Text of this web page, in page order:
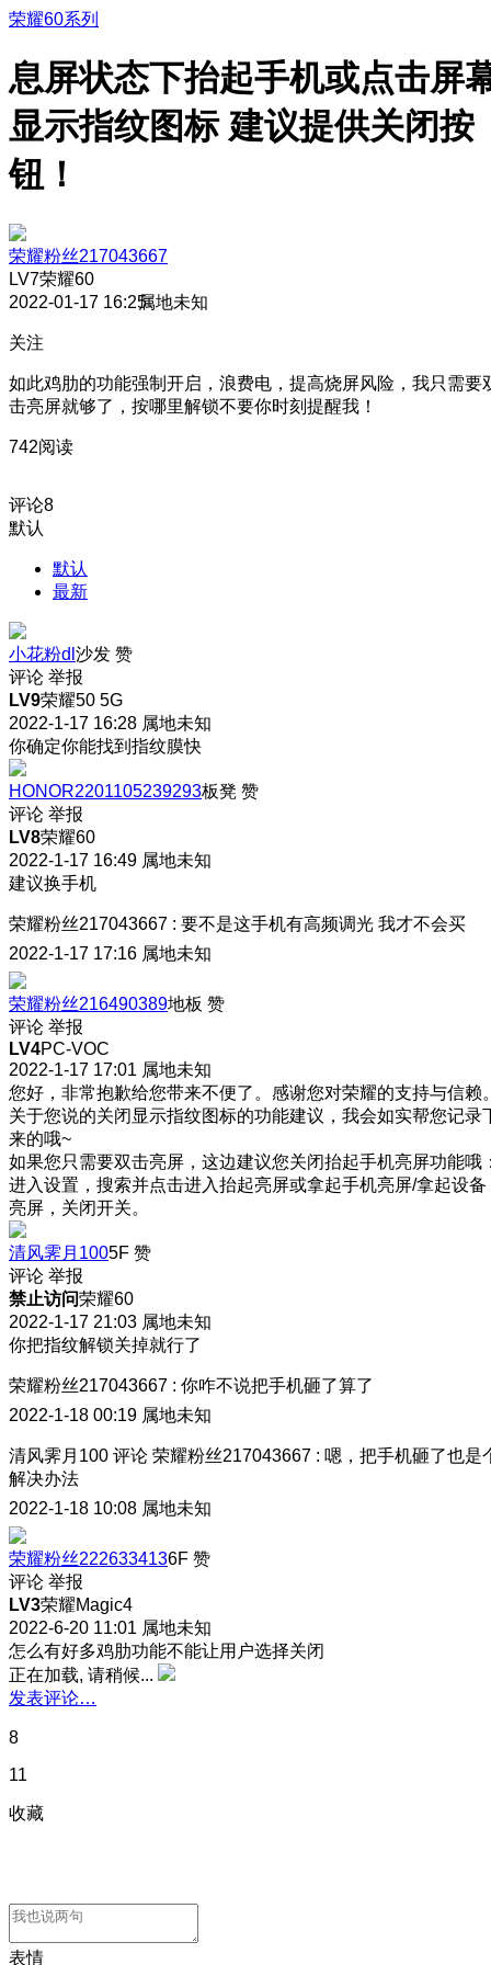
荣耀60系列
息屏状态下抬起手机或点击屏
显示指纹图标 建议提供关闭按
钮！
荣耀粉丝217043667
LV7荣耀60
2022-01-17 16:25属地未知
关注
如此鸡肋的功能强制开启，浪费电，提高烧屏风险，我只需要
击亮屏就够了，按哪里解锁不要你时刻提醒我！
742阅读
评论8
默认
默认
最新
小花粉dl 沙发 赞
评论 举报
LV9荣耀50 5G
2022-1-17 16:28 属地未知
你确定你能找到指纹膜快
HONOR2201105239293板凳 赞
评论 举报
LV8荣耀60
2022-1-17 16:49 属地未知
建议换手机
荣耀粉丝217043667 : 要不是这手机有高频调光 我才不会买
2022-1-17 17:16 属地未知
荣耀粉丝216490389地板 赞
评论 举报
LV4PC-VOC
2022-1-17 17:01 属地未知
您好，非常抱歉给您带来不便了。感谢您对荣耀的支持与信赖
关于您说的关闭显示指纹图标的功能建议，我会如实帮您记录
来的哦~
如果您只需要双击亮屏，这边建议您关闭抬起手机亮屏功能哦
进入设置，搜索并点击进入抬起亮屏或拿起手机亮屏/拿起设备
亮屏，关闭开关。
清风霁月1005F 赞
评论 举报
禁止访问荣耀60
2022-1-17 21:03 属地未知
你把指纹解锁关掉就行了
荣耀粉丝217043667 : 你咋不说把手机砸了算了
2022-1-18 00:19 属地未知
清风霁月100 评论 荣耀粉丝217043667 : 嗯，把手机砸了也是
解决办法
2022-1-18 10:08 属地未知
荣耀粉丝2226334136F 赞
评论 举报
LV3荣耀Magic4
2022-6-20 11:01 属地未知
怎么有好多鸡肋功能不能让用户选择关闭
正在加载, 请稍候...
发表评论…
8
11
收藏
表情